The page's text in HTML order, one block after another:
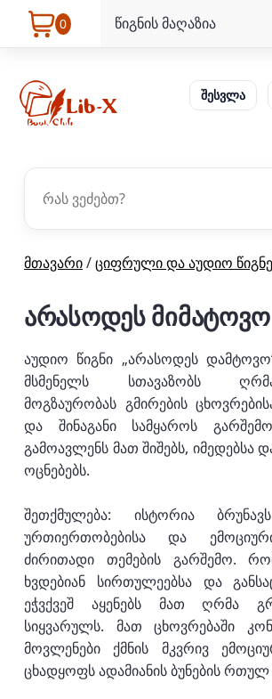
0 წიგნის მაღაზია
შესვლა
მთავარი/ციფრული და აუდიო
არასოდეს მიმატოვო
აუდიო წიგნი „არასოდეს
მსმენელს სთავაზობს
მოგზაურობას გმირების
და შინაგანი სამყაროს
გამოავლენს მათ შიშებს, იმედებსა
ოცნებებს.
შეთქმულება: ისტორია
ურთიერთობებისა და
ძირითადი თემების გარშემო.
ხვდებიან სირთულეებსა და
ეჭვქვეშ აყენებს მათ ღრმა
სიყვარულს. მათ ცხოვრებაში
მოვლენები ქმნის მკვრივ
ცხადყოფს ადამიანის ბუნების რთულ